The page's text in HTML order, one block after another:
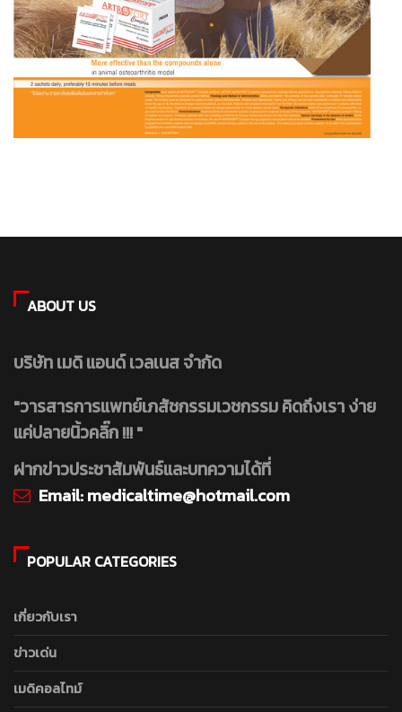
ABOUT US
บริษัท เมดิ แอนด์ เวลเนส จำกัด
"วารสารการแพทย์เภสัชกรรมเวชกรรม คิดถึงเรา ง่าย
แค่ปลายนิ้วคลิ๊ก !!! "
ฝากข่าวประชาสัมพันธ์และบทความได้ที่
Email:medicaltime@hotmail.com
POPULAR CATEGORIES
เกี่ยวกับเรา
ข่าวเด่น
เมดิคอลไทม์